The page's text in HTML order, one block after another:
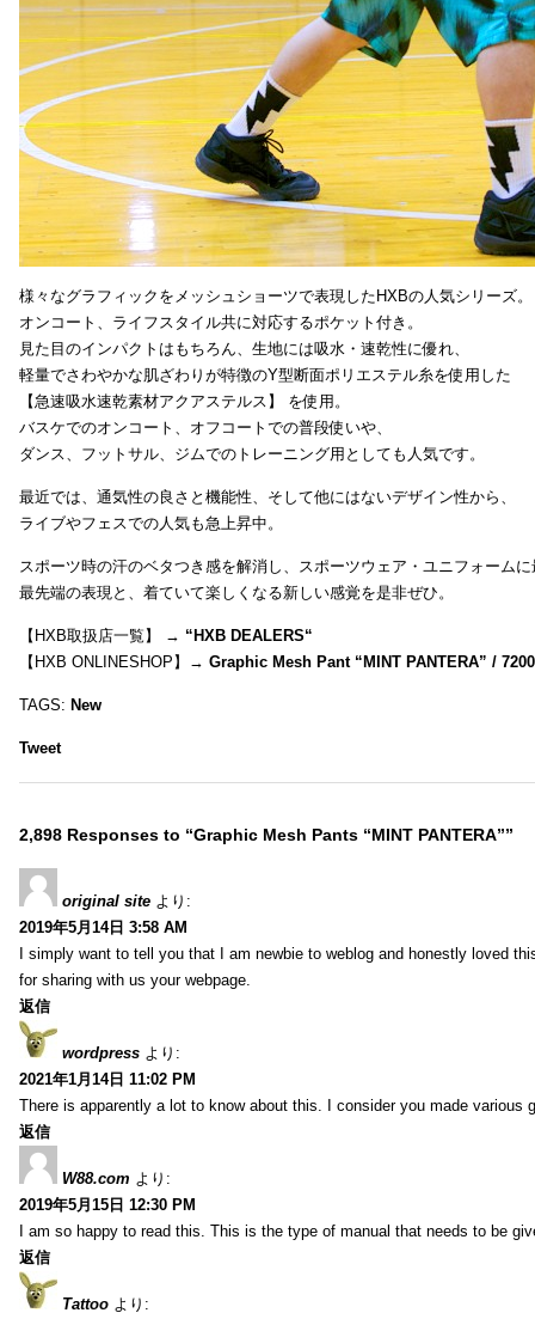
様々なグラフィックをメッシュショーツで表現したHXBの人気シリーズ。
オンコート、ライフスタイル共に対応するポケット付き。
見た目のインパクトはもちろん、生地には吸水・速乾性に優れ、
軽量でさわやかな肌ざわりが特徴のY型断面ポリエステル糸を使用した
【急速吸水速乾素材アクアステルス】 を使用。
バスケでのオンコート、オフコートでの普段使いや、
ダンス、フットサル、ジムでのトレーニング用としても人気です。
最近では、通気性の良さと機能性、そして他にはないデザイン性から、
ライブやフェスでの人気も急上昇中。
スポーツ時の汗のベタつき感を解消し、スポーツウェア・ユニフォーム
最先端の表現と、着ていて楽しくなる新しい感覚を是非ぜひ。
【HXB取扱店一覧】 → “HXB DEALERS“
【HXB ONLINESHOP】→ Graphic Mesh Pant “MINT PANTERA” /
TAGS: New
Tweet
2,898 Responses to “Graphic Mesh Pants “MINT PANTERA””
original site より:
2019年5月14日 3:58 AM
I simply want to tell you that I am newbie to weblog and honestly loved
for sharing with us your webpage.
返信
wordpress より:
2021年1月14日 11:02 PM
There is apparently a lot to know about this. I consider you made various
返信
W88.com より:
2019年5月15日 12:30 PM
I am so happy to read this. This is the type of manual that needs to be
返信
Tattoo より: